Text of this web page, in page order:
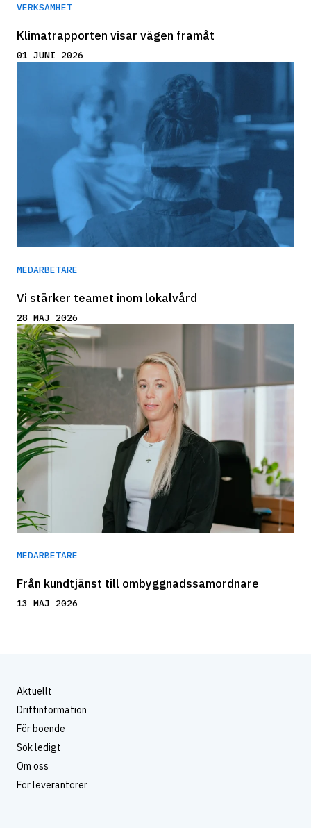
VERKSAMHET
Klimatrapporten visar vägen framåt
01 JUNI 2026
MEDARBETARE
Vi stärker teamet inom lokalvård
28 MAJ 2026
MEDARBETARE
Från kundtjänst till ombyggnadssamordnare
13 MAJ 2026
Aktuellt
Driftinformation
För boende
Sök ledigt
Om oss
För leverantörer